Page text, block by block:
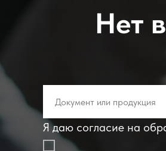
Нет
Я даю согласие на